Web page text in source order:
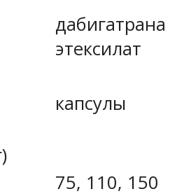
дабигатрана
этексилат
капсулы
75, 110, 150